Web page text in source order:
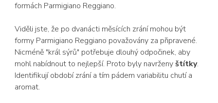
formách Parmigiano Reggiano.
Viděli jste, že po dvanácti měsících zrání mohou být
formy Parmigiano Reggiano považovány za připravené.
Nicméně "král sýrů" potřebuje dlouhý odpočinek, aby
mohl nabídnout to nejlepší. Proto byly navrženyštítky.
Identifikují období zrání a tím pádem variabilitu chutí a
aromat.